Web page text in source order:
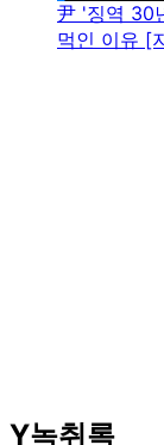
尹 '징역 30
먹인 이유 [
Y녹취록